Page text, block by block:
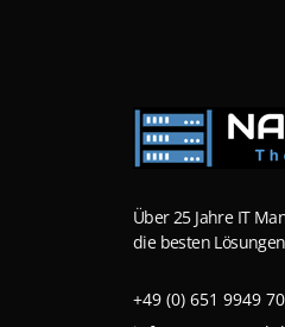
Über 25 Jahre IT
die besten
+49 (0) 651 9949